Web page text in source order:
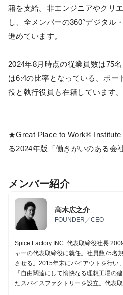
籍を支給。非エンジニアやクリ
し、全メンバーの360°デジタル
進めています。
2024年8月時点の従業員数は75
は6:4の比率となっている。ボー
役と執行役員も在籍しています。
★Great Place to Work® Institute
る2024年版「働きがいのある会
メンバー紹介
高木広之介
FOUNDER／CEO
Spice Factory INC. 代表取締役社長
ャーの代表取締役に就任。社員数75名
させる。2015年末にバイアウトを行い
「自由闊達にして愉快なる理想工場の
たスパイスファクトリーを設立。代表取